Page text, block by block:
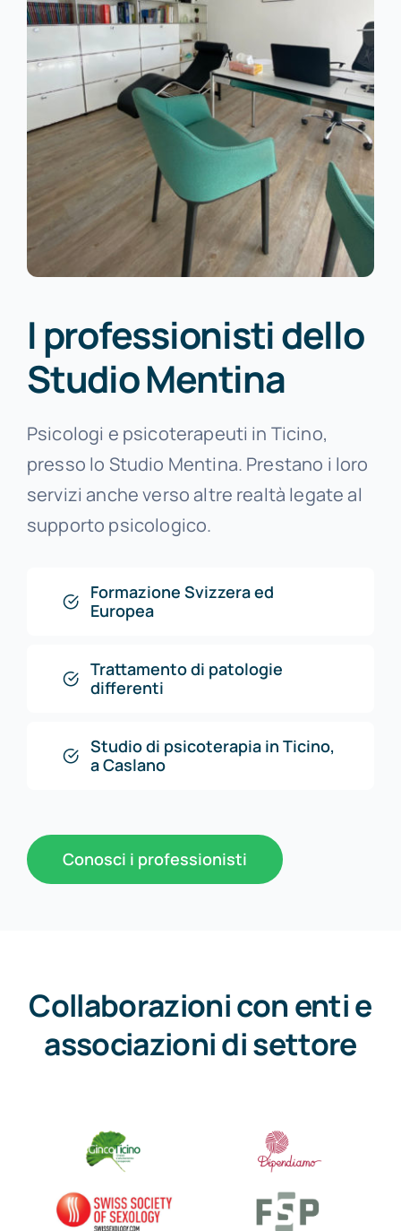
I professionisti dello
Studio Mentina
Psicologi e psicoterapeuti in Ticino,
presso lo Studio Mentina. Prestano i loro
servizi anche verso altre realtà legate al
supporto psicologico.
Formazione Svizzera ed
Europea
Trattamento di patologie
differenti
Studio di psicoterapia in Ticino,
a Caslano
Conosci i professionisti
Collaborazioni con enti e
associazioni di settore